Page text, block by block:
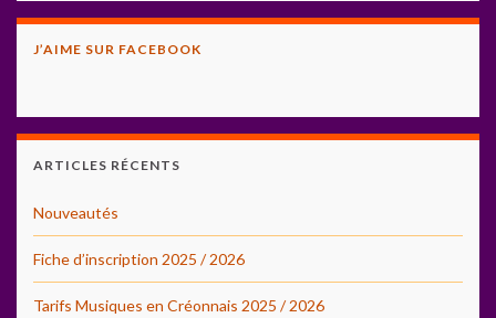
J’AIME SUR FACEBOOK
ARTICLES RÉCENTS
Nouveautés
Fiche d’inscription 2025 / 2026
Tarifs Musiques en Créonnais 2025 / 2026